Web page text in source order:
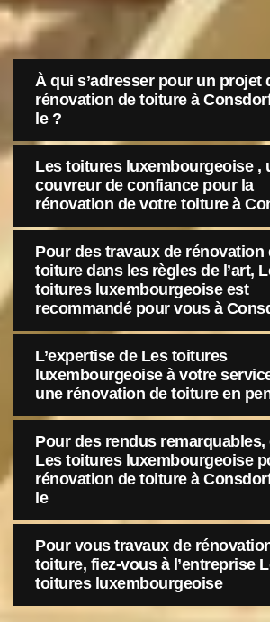
À qui s’adresser pour un projet
rénovation de toiture à
le ?
Les toitures luxembourgeoise ,
couvreur de confiance pour la
rénovation de votre toiture à
Pour des travaux de rénovation
toiture dans les règles de l’art,
toitures luxembourgeoise est
recommandé pour vous à
L’expertise de Les toitures
luxembourgeoise à votre
une rénovation de toiture en
Pour des rendus remarquables,
Les toitures luxembourgeoise
rénovation de toiture à
le
Pour vous travaux de
toiture, fiez-vous à l’entreprise
toitures luxembourgeoise